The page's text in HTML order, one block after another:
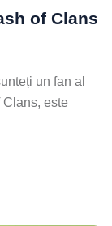
of Clans
un fan al
este